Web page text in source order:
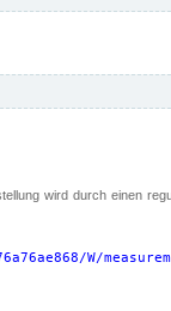
wird durch einen
W/